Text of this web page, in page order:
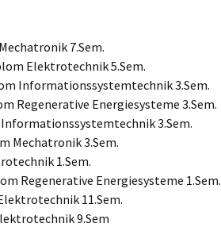
7.Sem.
Elektrotechnik 5.Sem.
Informationssystemtechnik 3.Sem.
Regenerative Energiesysteme 3.Sem.
3.Sem.
Mechatronik 3.Sem.
1.Sem.
Regenerative Energiesysteme 1.Sem.
11.Sem.
9.Sem